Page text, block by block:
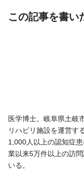
この記事を書い
医学博士。岐阜県土岐
リハビリ施設を運営す
1,000人以上の認知症
業以来5万件以上の訪
いる。